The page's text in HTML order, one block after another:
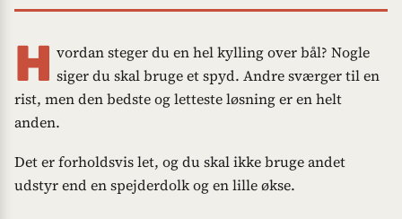
H vordan steger du en hel kylling over bål? Nogle
siger du skal bruge et spyd. Andre sværger til en
rist, men den bedste og letteste løsning er en helt
anden.
Det er forholdsvis let, og du skal ikke bruge andet
udstyr end en spejderdolk og en lille økse.